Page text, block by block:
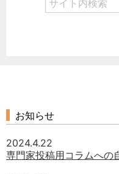
お知らせ
2024.4.22
専門家投稿用コラムへの